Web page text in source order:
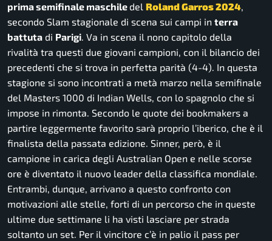
prima semifinale maschile del Roland Garros 2024,
secondo Slam stagionale di scena sui campi in terra
battuta di Parigi. Va in scena il nono capitolo della
rivalità tra questi due giovani campioni, con il bilancio dei
precedenti che si trova in perfetta parità (4-4). In questa
stagione si sono incontrati a metà marzo nella semifinale
del Masters 1000 di Indian Wells, con lo spagnolo che si
impose in rimonta. Secondo le quote dei bookmakers a
partire leggermente favorito sarà proprio l’iberico, che è il
finalista della passata edizione. Sinner, però, è il
campione in carica degli Australian Open e nelle scorse
ore è diventato il nuovo leader della classifica mondiale.
Entrambi, dunque, arrivano a questo confronto con
motivazioni alle stelle, forti di un percorso che in queste
ultime due settimane li ha visti lasciare per strada
soltanto un set. Per il vincitore c’è in palio il pass per